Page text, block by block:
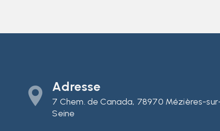
Adresse
7 Chem. de Canada, 78970 Mézières-
Seine